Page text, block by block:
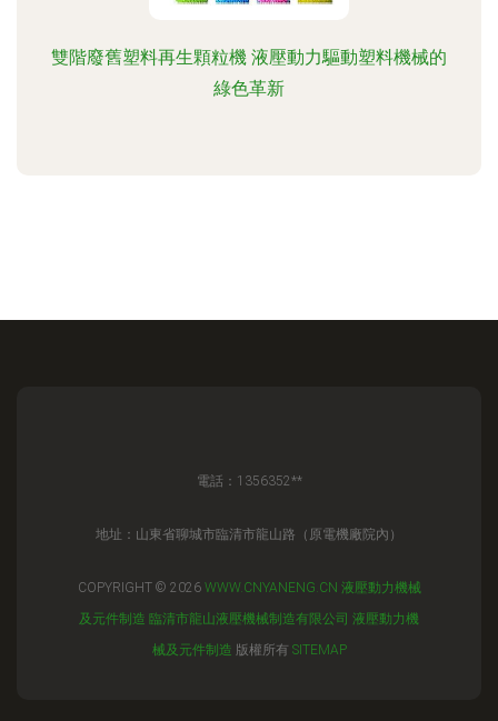
雙階廢舊塑料再生顆粒機 液壓動力驅動塑料機械的
綠色革新
電話：1356352**
地址：山東省聊城市臨清市龍山路（原電機廠院內）
COPYRIGHT © 2026 WWW.CNYANENG.CN 液壓動力機械
及元件制造 臨清市龍山液壓機械制造有限公司 液壓動力機
械及元件制造 版權所有 SITEMAP